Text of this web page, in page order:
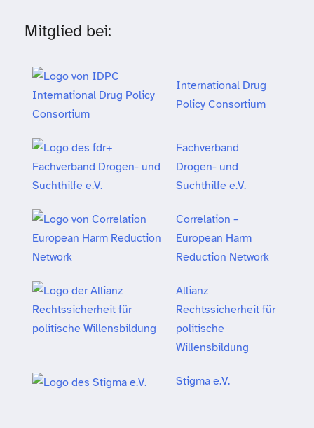
Mitglied bei:
International Drug
Policy Consortium
Fachverband
Drogen- und
Suchthilfe e.V.
Correlation –
European Harm
Reduction Network
Allianz
Rechtssicherheit für
politische
Willensbildung
Stigma e.V.